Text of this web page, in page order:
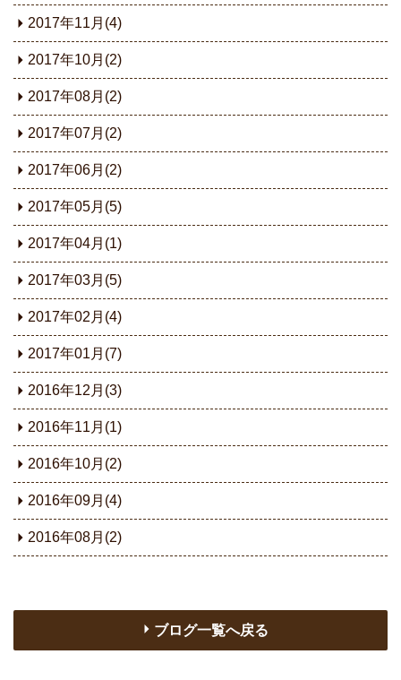
2017年11月(4)
2017年10月(2)
2017年08月(2)
2017年07月(2)
2017年06月(2)
2017年05月(5)
2017年04月(1)
2017年03月(5)
2017年02月(4)
2017年01月(7)
2016年12月(3)
2016年11月(1)
2016年10月(2)
2016年09月(4)
2016年08月(2)
ブログ一覧へ戻る